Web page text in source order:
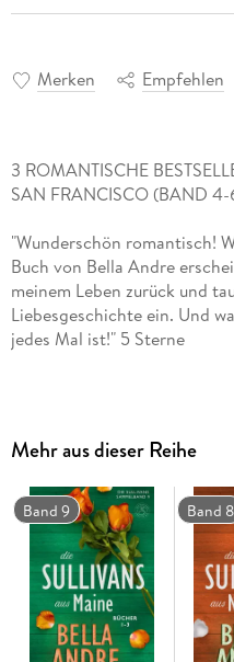
Merken Empfehlen
3 ROMANTISCHE
"Wunderschön romantisch!
Buch von Bella Andre
meinem Leben zurück und
Liebesgeschichte ein. Und
jedes Mal ist!" 5 Sterne
Nur du in meinem Leben
Sophie Sullivan,
Mehr aus dieser Reihe
Band 9 Band 8